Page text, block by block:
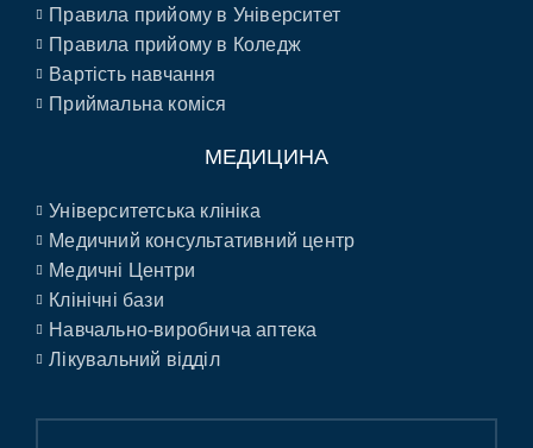
Правила прийому в Університет
Правила прийому в Коледж
Вартість навчання
Приймальна коміся
МЕДИЦИНА
Університетська клініка
Медичний консультативний центр
Медичні Центри
Клінічні бази
Навчально-виробнича аптека
Лікувальний відділ